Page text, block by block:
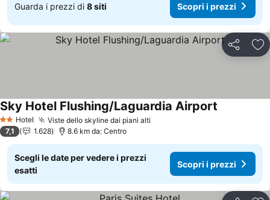
Guarda i prezzi di 8 siti Scopri i prezzi
Condividi
2 StelleHotel Viste dello skyline dai piani alti
Sky Hotel Flushing/Laguardia Airport
7,1 1.628 8.6 km da: Centro
Scegli le date per vedere i prezzi
esatti
Scopri i prezzi